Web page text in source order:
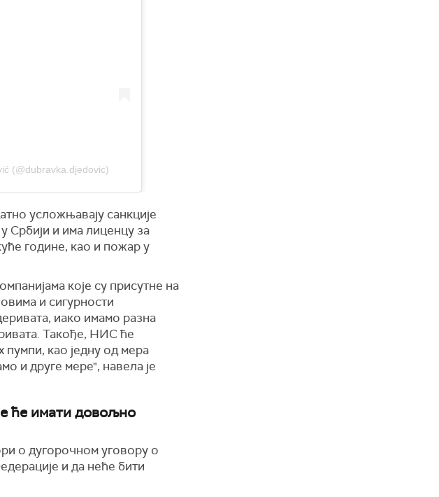
(@dubravka.djedovic)
усложњавају санкције
Србији и има лиценцу за
године, као и пожар у
које су присутне на
и сигурности
иако имамо разна
Такође, НИС ће
као једну од мера
и друге мере", навела је
ће имати довољно
о дугорочном уговору о
и да неће бити